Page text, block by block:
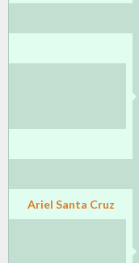
Ariel Santa Cruz